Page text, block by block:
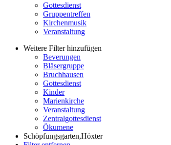
Gottesdienst
Gruppentreffen
Kirchenmusik
Veranstaltung
Weitere Filter hinzufügen
Beverungen
Bläsergruppe
Bruchhausen
Gottesdienst
Kinder
Marienkirche
Veranstaltung
Zentralgottesdienst
Ökumene
Schöpfungsgarten,Höxter